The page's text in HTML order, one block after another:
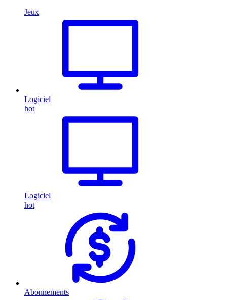
Jeux
Logiciel
hot
Logiciel
hot
Abonnements